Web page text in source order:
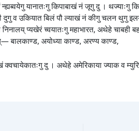
यानातःगु किपाबाखं नं जूगु दु । थज्याःगु
दुगु व उकियात बिलं पौ ल्याखं नं कीगु चलन थुगु
निनालय् प्यखेरं च्वयातःगु महाभारत, अथेहे
बालकाण्ड, अयोध्या काण्ड, अरण्य काण्ड,
क्वचायेकातःगु दु । अथेहे अमेरिकाया ज्याक व